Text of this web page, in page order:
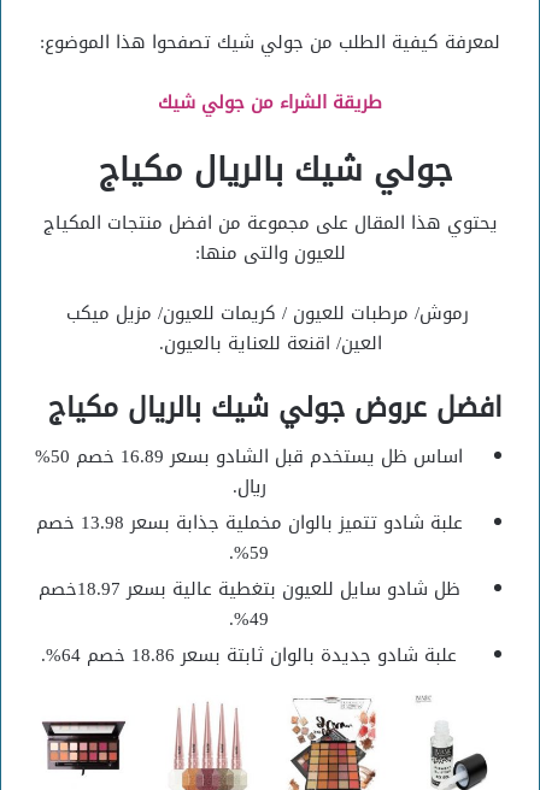
لمعرفة كيفية الطلب من جولي شيك تصفحوا هذا الموضوع:
طريقة الشراء من جولي شيك
جولي شيك بالريال مكياج
يحتوي هذا المقال على مجموعة من افضل منتجات المكياج
للعيون والتى منها:
رموش/ مرطبات للعيون / كريمات للعيون/ مزيل ميكب
العين/ اقنعة للعناية بالعيون.
افضل عروض جولي شيك بالريال مكياج
اساس ظل يستخدم قبل الشادو بسعر 16.89 خصم 50%
ريال.
علبة شادو تتميز بالوان مخملية جذابة بسعر 13.98 خصم
59%.
ظل شادو سايل للعيون بتغطية عالية بسعر 18.97خصم
49%.
علبة شادو جديدة بالوان ثابتة بسعر 18.86 خصم 64%.